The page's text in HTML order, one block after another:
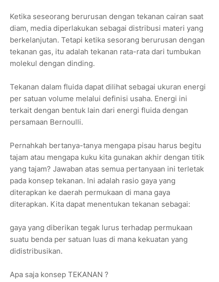
Ketika seseorang berurusan dengan tekanan cairan saat
diam, media diperlakukan sebagai distribusi materi yang
berkelanjutan. Tetapi ketika sesorang berurusan dengan
tekanan gas, itu adalah tekanan rata-rata dari tumbukan
molekul dengan dinding.
Tekanan dalam fluida dapat dilihat sebagai ukuran energi
per satuan volume melalui definisi usaha. Energi ini
terkait dengan bentuk lain dari energi fluida dengan
persamaan Bernoulli.
Pernahkah bertanya-tanya mengapa pisau harus begitu
tajam atau mengapa kuku kita gunakan akhir dengan titik
yang tajam? Jawaban atas semua pertanyaan ini terletak
pada konsep tekanan. Ini adalah rasio gaya yang
diterapkan ke daerah permukaan di mana gaya
diterapkan. Kita dapat menentukan tekanan sebagai:
gaya yang diberikan tegak lurus terhadap permukaan
suatu benda per satuan luas di mana kekuatan yang
didistribusikan.
Apa saja konsep TEKANAN ?